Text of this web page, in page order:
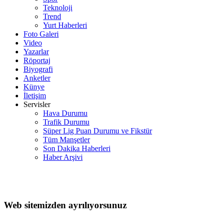
Teknoloji
Trend
Yurt Haberleri
Foto Galeri
Video
Yazarlar
Röportaj
Biyografi
Anketler
Künye
İletişim
Servisler
Hava Durumu
Trafik Durumu
Süper Lig Puan Durumu ve Fikstür
Tüm Manşetler
Son Dakika Haberleri
Haber Arşivi
Web sitemizden ayrılıyorsunuz